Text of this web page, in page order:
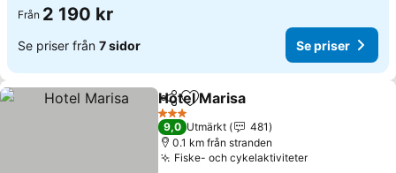
Från 2 190 kr
Se priser från 7 sidor Se priser
Dela Lägg till i Mina Favoriter
Hotel Marisa
3 Stjärnor
9,0 Utmärkt
481
0.1 km från stranden
Fiske- och cykelaktiviteterSe priser